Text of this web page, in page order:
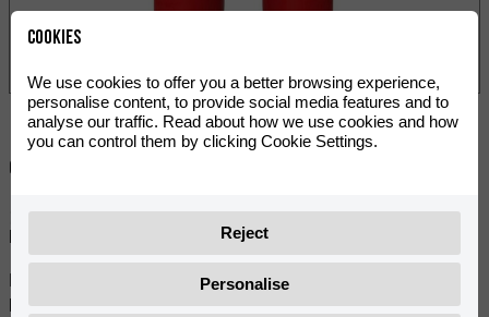
Comparte:
¡Con los nuevos protectores de horquilla Polisport evitarás
los daños por golpes de piedras y otros artefactos!
Esta protección de horquilla superior es una pieza de
plástico de alto impacto, perfecta para proteger la zona
Cookies
We use cookies to offer you a better browsing experience,
personalise content, to provide social media features and to
analyse our traffic. Read about how we use cookies and how
you can control them by clicking Cookie Settings.
Reject
Personalise